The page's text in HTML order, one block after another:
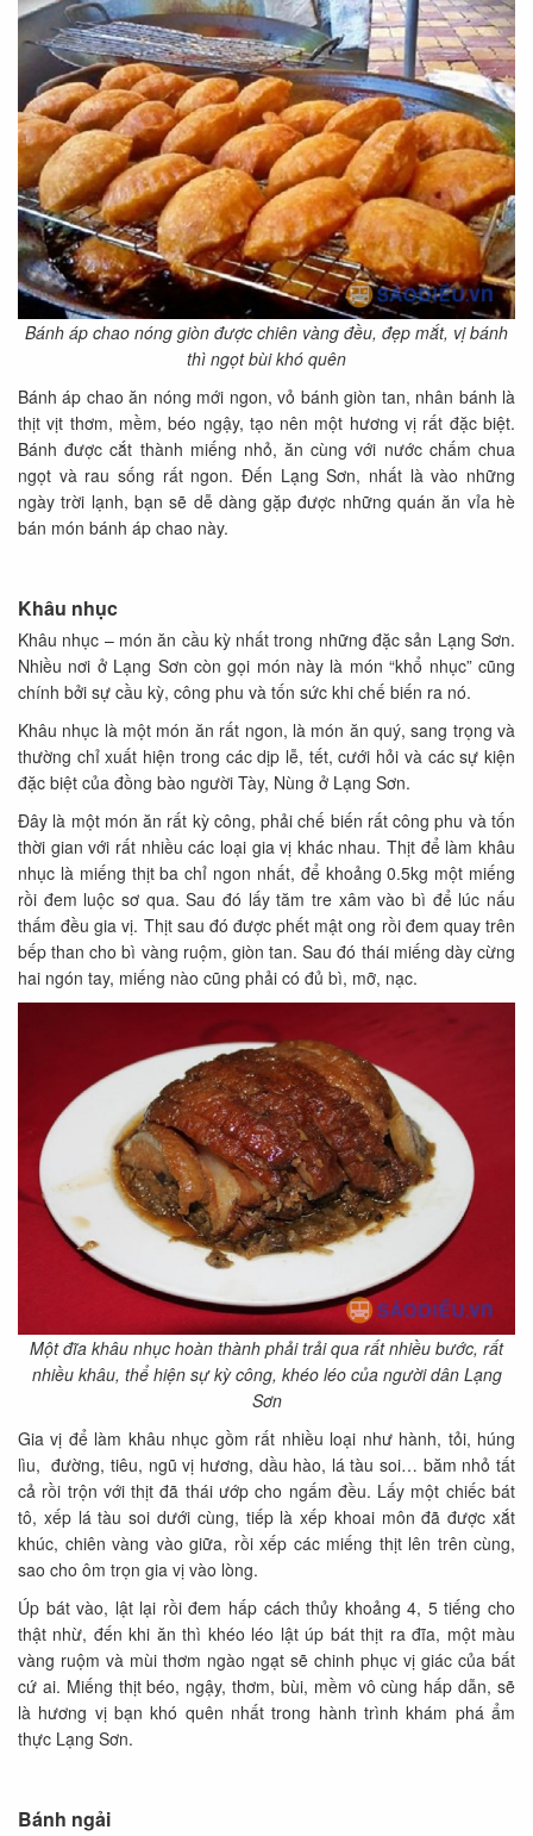
Bánh áp chao nóng giòn được chiên vàng đều, đẹp mắt, vị bánh
thì ngọt bùi khó quên
Bánh áp chao ăn nóng mới ngon, vỏ bánh giòn tan, nhân bánh là
thịt vịt thơm, mềm, béo ngậy, tạo nên một hương vị rất đặc biệt.
Bánh được cắt thành miếng nhỏ, ăn cùng với nước chấm chua
ngọt và rau sống rất ngon. Đến Lạng Sơn, nhất là vào những
ngày trời lạnh, bạn sẽ dễ dàng gặp được những quán ăn vỉa hè
bán món bánh áp chao này.
Khâu nhục
Khâu nhục – món ăn cầu kỳ nhất trong những đặc sản Lạng Sơn.
Nhiều nơi ở Lạng Sơn còn gọi món này là món “khổ nhục” cũng
chính bởi sự cầu kỳ, công phu và tốn sức khi chế biến ra nó.
Khâu nhục là một món ăn rất ngon, là món ăn quý, sang trọng và
thường chỉ xuất hiện trong các dịp lễ, tết, cưới hỏi và các sự kiện
đặc biệt của đồng bào người Tày, Nùng ở Lạng Sơn.
Đây là một món ăn rất kỳ công, phải chế biến rất công phu và tốn
thời gian với rất nhiều các loại gia vị khác nhau. Thịt để làm khâu
nhục là miếng thịt ba chỉ ngon nhất, để khoảng 0.5kg một miếng
rồi đem luộc sơ qua. Sau đó lấy tăm tre xâm vào bì để lúc nấu
thấm đều gia vị. Thịt sau đó được phết mật ong rồi đem quay trên
bếp than cho bì vàng ruộm, giòn tan. Sau đó thái miếng dày cừng
hai ngón tay, miếng nào cũng phải có đủ bì, mỡ, nạc.
Một đĩa khâu nhục hoàn thành phải trải qua rất nhiều bước, rất
nhiều khâu, thể hiện sự kỳ công, khéo léo của người dân Lạng
Sơn
Gia vị để làm khâu nhục gồm rất nhiều loại như hành, tỏi, húng
lìu, đường, tiêu, ngũ vị hương, dầu hào, lá tàu soi… băm nhỏ tất
cả rồi trộn với thịt đã thái ướp cho ngấm đều. Lấy một chiếc bát
tô, xếp lá tàu soi dưới cùng, tiếp là xếp khoai môn đã được xắt
khúc, chiên vàng vào giữa, rồi xếp các miếng thịt lên trên cùng,
sao cho ôm trọn gia vị vào lòng.
Úp bát vào, lật lại rồi đem hấp cách thủy khoảng 4, 5 tiếng cho
thật nhừ, đến khi ăn thì khéo léo lật úp bát thịt ra đĩa, một màu
vàng ruộm và mùi thơm ngào ngạt sẽ chinh phục vị giác của bất
cứ ai. Miếng thịt béo, ngậy, thơm, bùi, mềm vô cùng hấp dẫn, sẽ
là hương vị bạn khó quên nhất trong hành trình khám phá ẩm
thực Lạng Sơn.
Bánh ngải